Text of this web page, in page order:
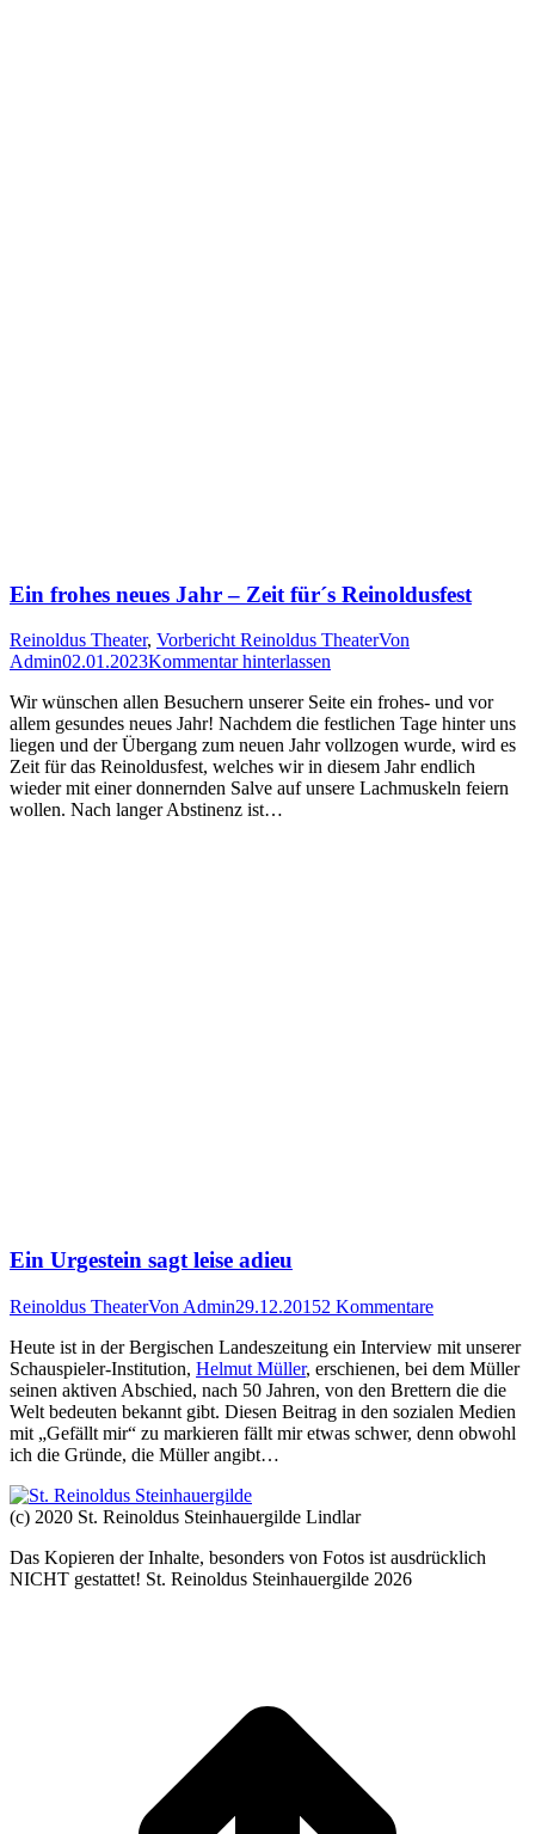
Ein frohes neues Jahr – Zeit für´s Reinoldusfest
Reinoldus Theater, Vorbericht Reinoldus TheaterVon
Admin02.01.2023Kommentar hinterlassen
Wir wünschen allen Besuchern unserer Seite ein frohes- und vor
allem gesundes neues Jahr! Nachdem die festlichen Tage hinter uns
liegen und der Übergang zum neuen Jahr vollzogen wurde, wird es
Zeit für das Reinoldusfest, welches wir in diesem Jahr endlich
wieder mit einer donnernden Salve auf unsere Lachmuskeln feiern
wollen. Nach langer Abstinenz ist…
Ein Urgestein sagt leise adieu
Reinoldus TheaterVon Admin29.12.20152 Kommentare
Heute ist in der Bergischen Landeszeitung ein Interview mit unserer
Schauspieler-Institution, Helmut Müller, erschienen, bei dem Müller
seinen aktiven Abschied, nach 50 Jahren, von den Brettern die die
Welt bedeuten bekannt gibt. Diesen Beitrag in den sozialen Medien
mit „Gefällt mir“ zu markieren fällt mir etwas schwer, denn obwohl
ich die Gründe, die Müller angibt…
(c) 2020 St. Reinoldus Steinhauergilde Lindlar
Das Kopieren der Inhalte, besonders von Fotos ist ausdrücklich
NICHT gestattet! St. Reinoldus Steinhauergilde 2026